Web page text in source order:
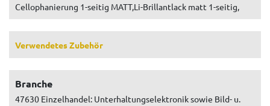
Cellophanierung 1-seitig MATT,Li-Brillantlack matt 1-seitig,
Verwendetes Zubehör
Branche
47630 Einzelhandel: Unterhaltungselektronik sowie Bild- u.